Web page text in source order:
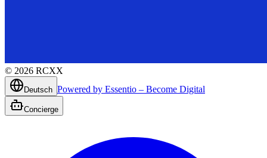
© 2026 RCXX
Deutsch Powered by Essentio – Become Digital
Concierge